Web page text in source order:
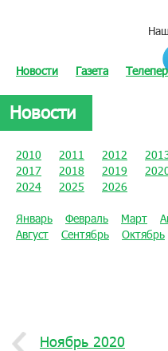
Новости Газета
Новости
2010 2011 2012
2017
2018 2019
2024
2025 2026
Январь Февраль Март
Август
Сентябрь Октябрь
Ноябрь 2020